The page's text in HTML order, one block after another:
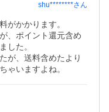
shu********さん
がかかります。
、ポイント還元含め
した。
が、送料含めたより
ゃいますよね。